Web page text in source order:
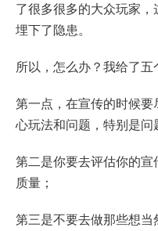
了很多很多的大众玩家
埋下了隐患。
所以，怎么办？我给了五
第一点，在宣传的时候
心玩法和问题，特别是问
第二是你要去评估你的
质量；
第三是不要去做那些想当